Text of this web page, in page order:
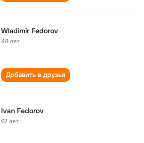
Wladimir Fedorov
48 лет
Добавить в друзья
Ivan Fedorov
67 лет